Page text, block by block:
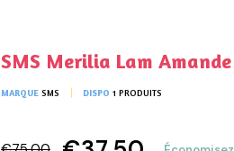
SMS Merilia Lam Amande
MARQUE SMS DISPO 1 PRODUITS